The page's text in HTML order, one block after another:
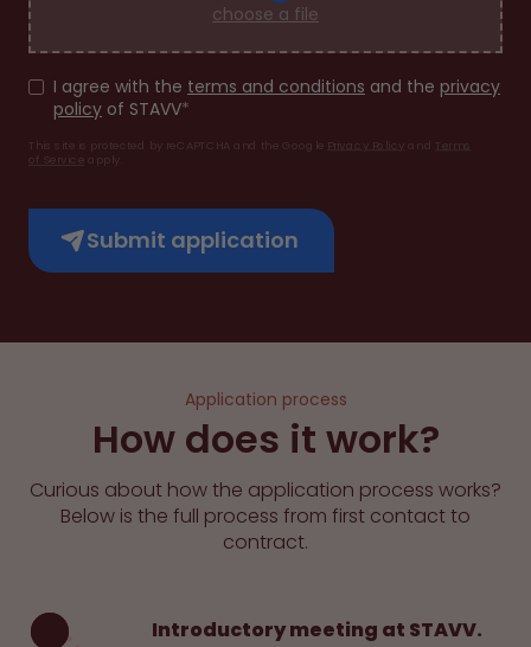
choose a file
I agree with the terms and conditions and the privacy
policy of STAVV*
This site is protected by reCAPTCHA and the Google Privacy Policy and Terms
of Service apply.
Submit application
Application process
How does it work?
Curious about how the application process works?
Below is the full process from first contact to
contract.
Introductory meeting at STAVV.